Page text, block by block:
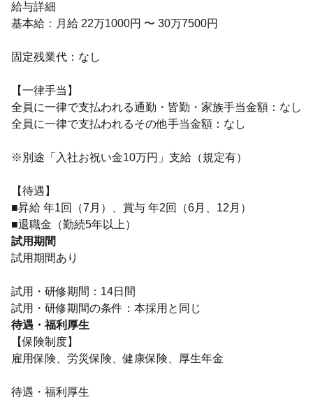
給与詳細
基本給：月給 22万1000円 〜 30万7500円
固定残業代：なし
【一律手当】
全員に一律で支払われる通勤・皆勤・家族手当金額：なし
全員に一律で支払われるその他手当金額：なし
※別途「入社お祝い金10万円」支給（規定有）
【待遇】
■昇給 年1回（7月）、賞与 年2回（6月、12月）
■退職金（勤続5年以上）
試用期間
試用期間あり
試用・研修期間：14日間
待遇・福利厚生
【保険制度】
雇用保険、労災保険、健康保険、厚生年金
待遇・福利厚生